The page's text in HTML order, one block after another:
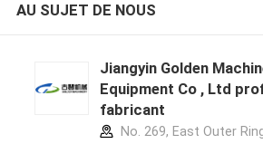
AU SUJET DE NOUS
Jiangyin Golden
Equipment Co , Ltd
fabricant
No. 269, East Outer